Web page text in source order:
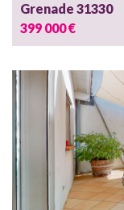
Grenade 31330
399 000 €